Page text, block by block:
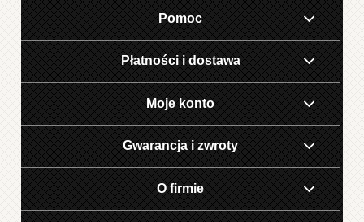
Pomoc
Płatności i dostawa
Moje konto
Gwarancja i zwroty
O firmie